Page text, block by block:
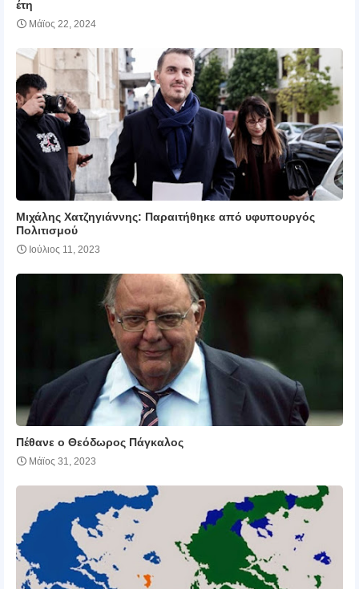
έτη
Μάϊος 22, 2024
Μιχάλης Χατζηγιάννης: Παραιτήθηκε από υφυπουργός
Πολιτισμού
Ιούλιος 11, 2023
Πέθανε ο Θεόδωρος Πάγκαλος
Μάϊος 31, 2023